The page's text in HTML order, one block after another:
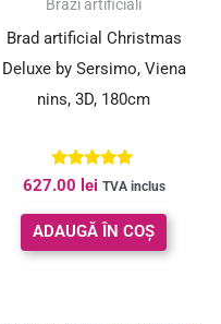
Brazi artificiali
Brad artificial Christmas
Deluxe by Sersimo, Viena
nins, 3D, 180cm
Evaluat la
5.00
din 5
627.00 lei TVA inclus
ADAUGĂ ÎN COȘ